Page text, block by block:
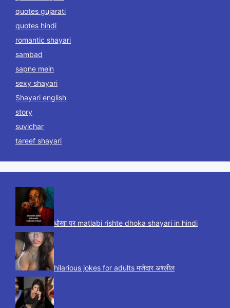
quotes gujarati
quotes hindi
romantic shayari
sambad
sapne mein
sexy shayari
Shayari english
story
suvichar
tareef shayari
धोखा पर matlabi rishte dhoka shayari in hindi
hilarious jokes for adults मजेदार अश्लील